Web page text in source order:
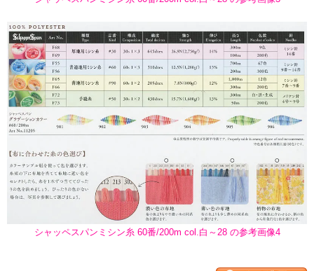
シャッペスパンミシン糸 60番/200m col.白～28 の参考画像4